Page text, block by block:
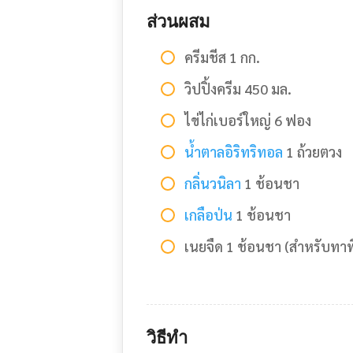
ส่วนผสม
ครีมชีส 1 กก.
วิปปิ้งครีม 450 มล.
ไข่ไก่เบอร์ใหญ่ 6 ฟอง
น้ำตาลอิริทริทอล 1 ถ้วยตวง
กลิ่นวนิลา 1 ช้อนชา
เกลือป่น 1 ช้อนชา
เนยจืด 1 ช้อนชา (สำหรับท
วิธีทำ